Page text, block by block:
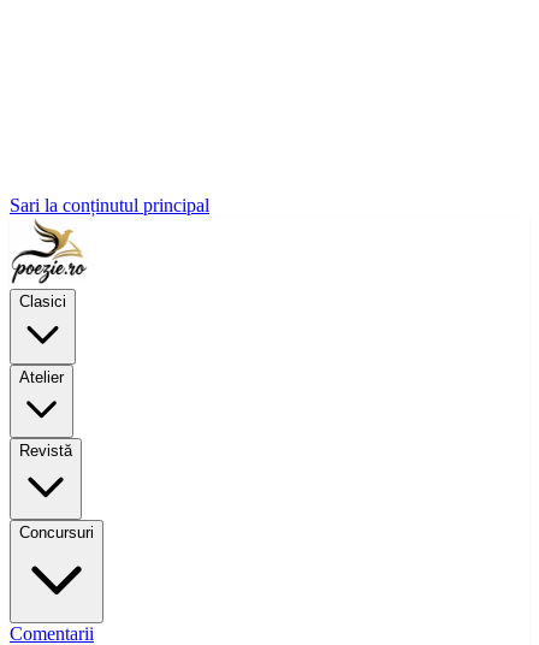
Sari la conținutul principal
Clasici
Atelier
Revistă
Concursuri
Comentarii